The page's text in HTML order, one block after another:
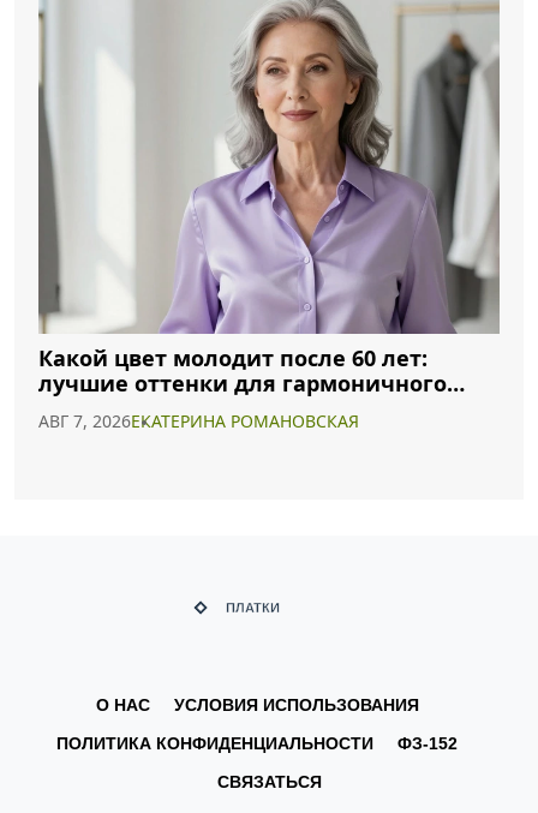
Какой цвет молодит после 60 лет:
лучшие оттенки для гармоничного
АВГ 7, 2026ЕКАТЕРИНА РОМАНОВСКАЯ
О НАС
УСЛОВИЯ ИСПОЛЬЗОВАНИЯ
ПОЛИТИКА КОНФИДЕНЦИАЛЬНОСТИ
ФЗ-152
СВЯЗАТЬСЯ